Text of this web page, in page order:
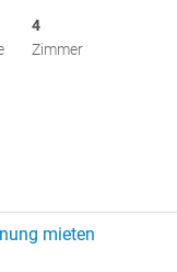
4
Zimmer
mieten